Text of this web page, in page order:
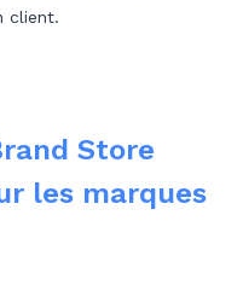
client.
Store
les marques